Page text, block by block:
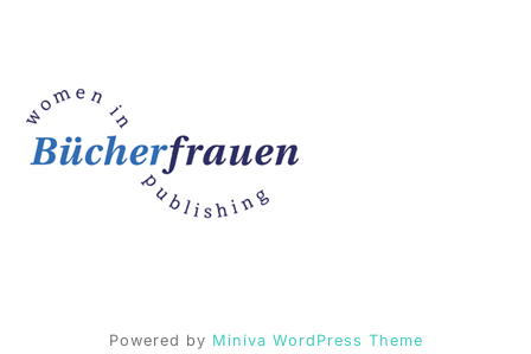
Powered by Miniva WordPress Theme